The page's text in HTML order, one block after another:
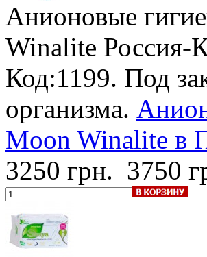
Анионовые
Winalite Россия-
Код:1199. Под
организма.
Moon Winalite в
3250 грн. 3750